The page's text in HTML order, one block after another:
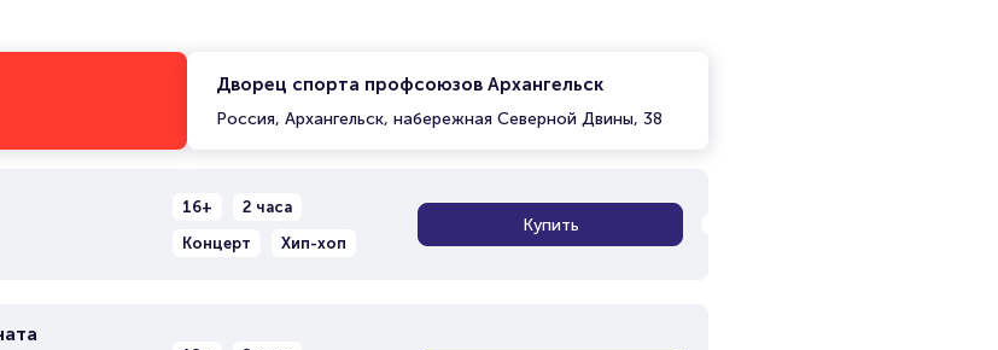
Дворец спорта профсоюзов Архангельск
Россия, Архангельск, набережная Северной Двины, 38
16+
2 часа
Концерт
Хип-хоп
Купить